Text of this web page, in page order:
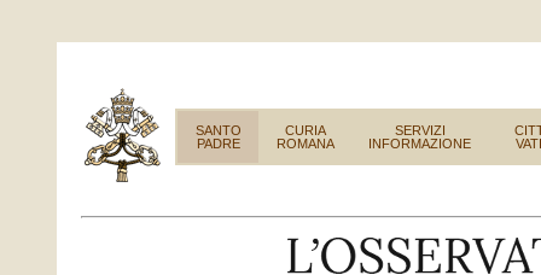
SANTO
PADRE
CURIA
ROMANA
SERVIZI
INFORMAZIONE